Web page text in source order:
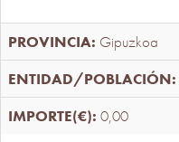
Gipuzkoa
0,00